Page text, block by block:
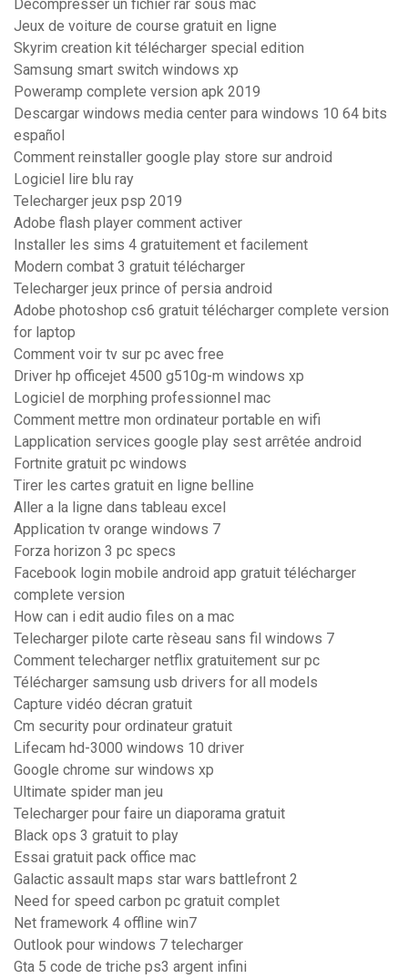
Décompresser un fichier rar sous mac
Jeux de voiture de course gratuit en ligne
Skyrim creation kit télécharger special edition
Samsung smart switch windows xp
Poweramp complete version apk 2019
Descargar windows media center para windows 10 64 bits
español
Comment reinstaller google play store sur android
Logiciel lire blu ray
Telecharger jeux psp 2019
Adobe flash player comment activer
Installer les sims 4 gratuitement et facilement
Modern combat 3 gratuit télécharger
Telecharger jeux prince of persia android
Adobe photoshop cs6 gratuit télécharger complete version
for laptop
Comment voir tv sur pc avec free
Driver hp officejet 4500 g510g-m windows xp
Logiciel de morphing professionnel mac
Comment mettre mon ordinateur portable en wifi
Lapplication services google play sest arrêtée android
Fortnite gratuit pc windows
Tirer les cartes gratuit en ligne belline
Aller a la ligne dans tableau excel
Application tv orange windows 7
Forza horizon 3 pc specs
Facebook login mobile android app gratuit télécharger
complete version
How can i edit audio files on a mac
Telecharger pilote carte rèseau sans fil windows 7
Comment telecharger netflix gratuitement sur pc
Télécharger samsung usb drivers for all models
Capture vidéo décran gratuit
Cm security pour ordinateur gratuit
Lifecam hd-3000 windows 10 driver
Google chrome sur windows xp
Ultimate spider man jeu
Telecharger pour faire un diaporama gratuit
Black ops 3 gratuit to play
Essai gratuit pack office mac
Galactic assault maps star wars battlefront 2
Need for speed carbon pc gratuit complet
Net framework 4 offline win7
Outlook pour windows 7 telecharger
Gta 5 code de triche ps3 argent infini